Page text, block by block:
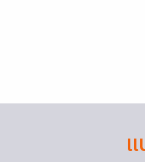
แ